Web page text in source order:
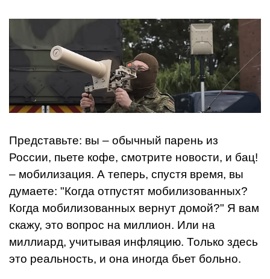
Представьте: вы – обычный парень из
России, пьете кофе, смотрите новости, и бац!
– мобилизация. А теперь, спустя время, вы
думаете: "Когда отпустят мобилизованных?
Когда мобилизованных вернут домой?" Я вам
скажу, это вопрос на миллион. Или на
миллиард, учитывая инфляцию. Только здесь
это реальность, и она иногда бьет больно.